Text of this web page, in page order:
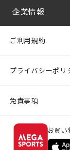
企業情報
ご利用規約
プライバシーポリ
免責事項
お買い